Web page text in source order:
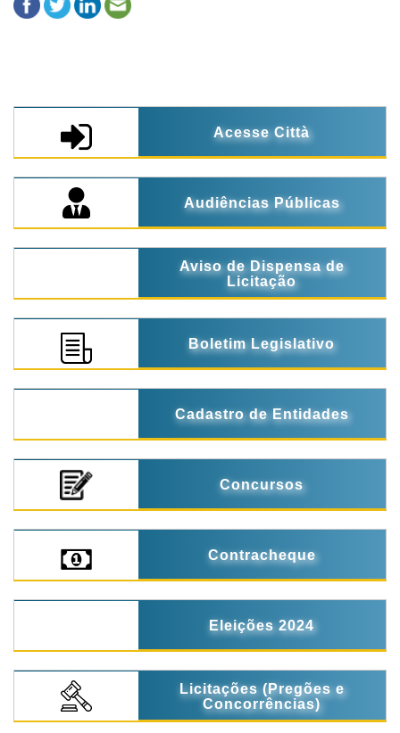
Acesse Città
Audiências Públicas
Aviso de Dispensa de
Licitação
Boletim Legislativo
Cadastro de Entidades
Concursos
Contracheque
Eleições 2024
Licitações (Pregões e
Concorrências)